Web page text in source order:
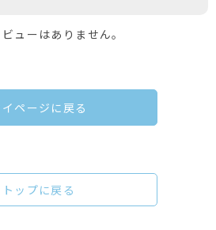
ューはありません。
ページに戻る
トップに戻る